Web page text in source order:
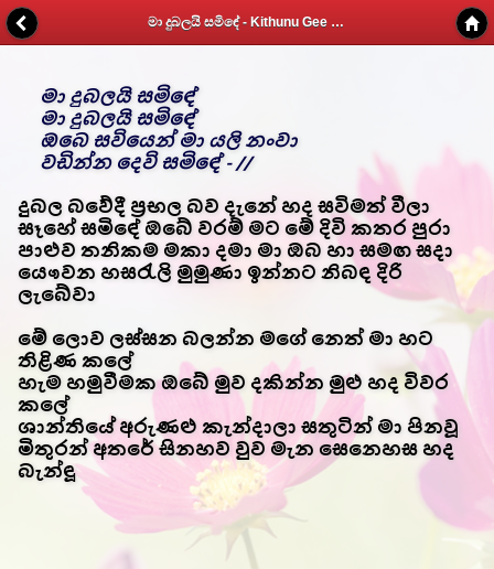
මා දුබලයි සමිඳේ - Kithunu Gee Potha - Web v1.7
මා දුබලයි සමිඳේ
මා දුබලයි සමිඳේ
ඔබෙ සවියෙන් මා යලි නංවා
වඩින්න දෙවි සමිඳේ - //
දුබල බවේදී ප්‍රභල බව දැනේ හද සවිමත් වීලා
සෑහේ සමිඳේ ඔබේ වරම් මට මේ දිවි කතර පුරා
පාළුව තනිකම මකා දමා මා ඔබ හා සමඟ සදා
යෞවන හසරැලි මුමුණා ඉන්නට නිබඳ දිරි
ලැබේවා
මේ ලොව ලස්සන බලන්න මගේ නෙත් මා හට
තිළිණ කලේ
හැම හමුවීමක ඔබේ මුව දකින්න මුළු හද විවර
කලේ
ශාන්තියේ අරුණළු කැන්දාලා සතුටින් මා පිනවූ
මිතුරන් අතරේ සිනහව වුව මැන සෙනෙහස හද
බැන්ඳූ